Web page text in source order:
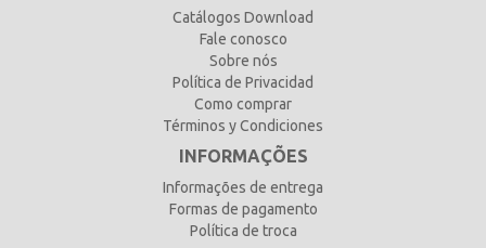
Catálogos Download
Fale conosco
Sobre nós
Política de Privacidad
Como comprar
Términos y Condiciones
INFORMAÇÕES
Informações de entrega
Formas de pagamento
Política de troca